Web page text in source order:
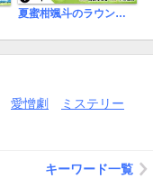
夏蜜柑颯斗のラウンドレッスン 分冊版
愛憎劇
ミステリー
キーワード一覧